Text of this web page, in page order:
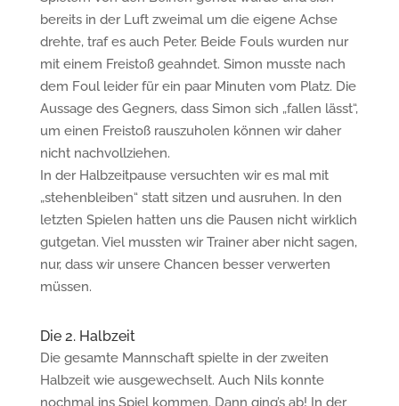
bereits in der Luft zweimal um die eigene Achse
drehte, traf es auch Peter. Beide Fouls wurden nur
mit einem Freistoß geahndet. Simon musste nach
dem Foul leider für ein paar Minuten vom Platz. Die
Aussage des Gegners, dass Simon sich „fallen lässt“,
um einen Freistoß rauszuholen können wir daher
nicht nachvollziehen.
In der Halbzeitpause versuchten wir es mal mit
„stehenbleiben“ statt sitzen und ausruhen. In den
letzten Spielen hatten uns die Pausen nicht wirklich
gutgetan. Viel mussten wir Trainer aber nicht sagen,
nur, dass wir unsere Chancen besser verwerten
müssen.
Die 2. Halbzeit
Die gesamte Mannschaft spielte in der zweiten
Halbzeit wie ausgewechselt. Auch Nils konnte
nochmal ins Spiel kommen. Dann ging’s ab! In der